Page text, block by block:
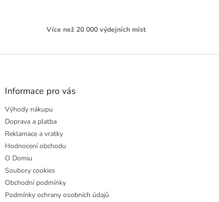
Více než 20 000 výdejních míst
Z
Informace pro vás
Výhody nákupu
Doprava a platba
Reklamace a vratky
Hodnocení obchodu
O Domiu
Soubory cookies
Obchodní podmínky
Podmínky ochrany osobních údajů